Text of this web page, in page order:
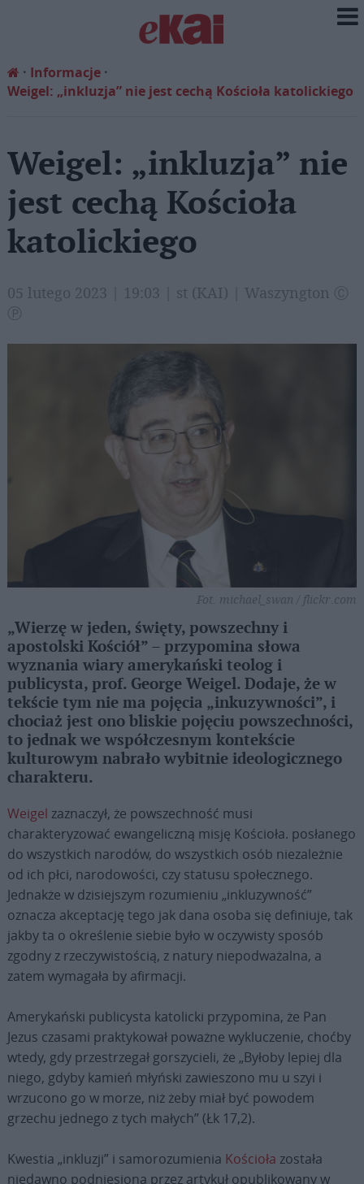
Informacje
Weigel: „inkluzja” nie jest cechą Kościoła katolickiego
Weigel: „inkluzja” nie
jest cechą Kościoła
katolickiego
05 lutego 2023 | 19:03 | st (KAI) | Waszyngton Ⓒ
Ⓟ
Fot. michael_swan / flickr.com
„Wierzę w jeden, święty, powszechny i
apostolski Kościół” – przypomina słowa
wyznania wiary amerykański teolog i
publicysta, prof. George Weigel. Dodaje, że w
tekście tym nie ma pojęcia „inkuzywności”, i
chociaż jest ono bliskie pojęciu powszechności,
to jednak we współczesnym kontekście
kulturowym nabrało wybitnie ideologicznego
charakteru.
Weigel zaznaczył, że powszechność musi
charakteryzować ewangeliczną misję Kościoła. posłanego
do wszystkich narodów, do wszystkich osób niezależnie
od ich płci, narodowości, czy statusu społecznego.
Jednakże w dzisiejszym rozumieniu „inkluzywność”
oznacza akceptację tego jak dana osoba się definiuje, tak
jakby ta o określenie siebie było w oczywisty sposób
zgodny z rzeczywistością, z natury niepodważalna, a
zatem wymagała by afirmacji.
Amerykański publicysta katolicki przypomina, że Pan
Jezus czasami praktykował poważne wykluczenie, choćby
wtedy, gdy przestrzegał gorszycieli, że „Byłoby lepiej dla
niego, gdyby kamień młyński zawieszono mu u szyi i
wrzucono go w morze, niż żeby miał być powodem
grzechu jednego z tych małych” (Łk 17,2).
Kwestia „inkluzji” i samorozumienia Kościoła została
niedawno podniesiona przez artykuł opublikowany w